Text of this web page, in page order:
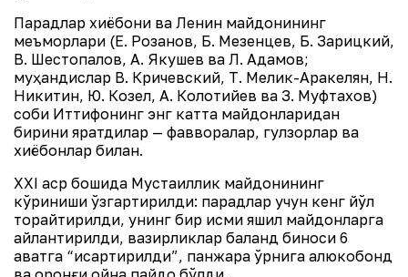
Парадлар хиёбони ва Ленин майдонининг
меъморлари (Е. Розанов, Б. Мезенцев, Б. Зарицкий,
В. Шестопалов, А. Якушев ва Л. Адамов;
муҳандислар В. Кричевский, Т. Мелик-Аракелян, Н.
Никитин, Ю. Козел, А. Колотийев ва З. Муфтахов)
собиқ Иттифоқнинг энг катта майдонларидан
бирини яратдилар — фавворалар, гулзорлар ва
хиёбонлар билан.
ХХI аср бошида Мустақиллик майдонининг
кўриниши ўзгартирилди: парадлар учун кенг йўл
торайтирилди, унинг бир қисми яшил майдонларга
айлантирилди, вазирликлар баланд биноси 6
қаватга “қисқартирилди”, панжара ўрнига алюкобонд